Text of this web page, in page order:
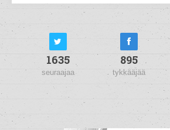
1635
seuraajaa
895
tykkääjää